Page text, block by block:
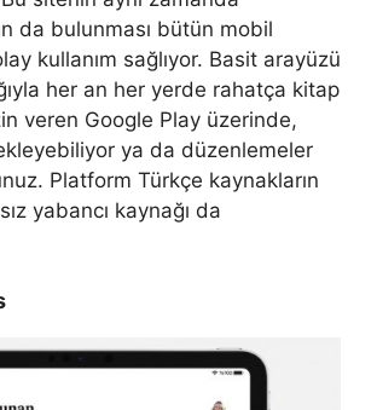
da bulunması bütün mobil
kullanım sağlıyor. Basit arayüzü
her an her yerde rahatça kitap
veren Google Play üzerinde,
ya da düzenlemeler
Platform Türkçe kaynakların
yabancı kaynağı da